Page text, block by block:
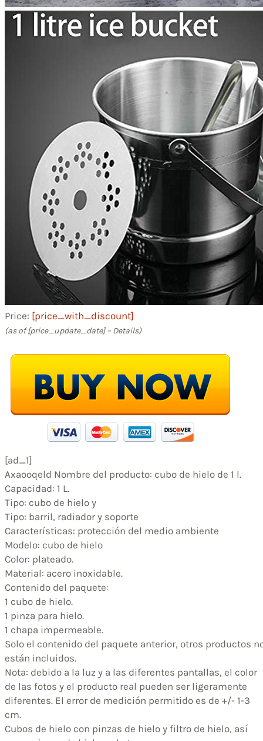
Price: [price_with_discount]
(as of [price_update_date] – Details)
[ad_1]
Axaooqeld Nombre del producto: cubo de hielo de 1 l.
Capacidad: 1 L.
Tipo: cubo de hielo y
Tipo: barril, radiador y soporte
Características: protección del medio ambiente
Modelo: cubo de hielo
Color: plateado.
Material: acero inoxidable.
Contenido del paquete:
1 cubo de hielo.
1 pinza para hielo.
1 chapa impermeable.
Solo el contenido del paquete anterior, otros productos
están incluidos.
Nota: debido a la luz y a las diferentes pantallas, el color
de las fotos y el producto real pueden ser ligeramente
diferentes. El error de medición permitido es de +/- 1-3
cm.
Cubos de hielo con pinzas de hielo y filtro de hielo, así